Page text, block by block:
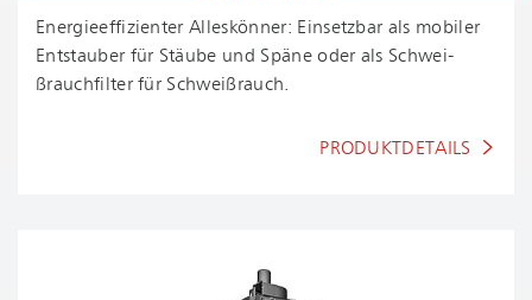
En­er­gie­ef­fi­zi­en­ter Alleskönner: Einsetzbar als mobiler
Entstauber für Stäube und Späne oder als Schwei­
ßrauch­fil­ter für Schweißrauch.
PRODUKTDETAILS